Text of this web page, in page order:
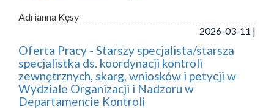
Adrianna Kęsy
2026-03-11 |
Oferta Pracy - Starszy specjalista/starsza
specjalistka ds. koordynacji kontroli
zewnętrznych, skarg, wniosków i petycji w
Wydziale Organizacji i Nadzoru w
Departamencie Kontroli